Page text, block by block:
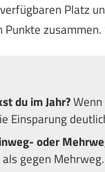
Platz
du im Jahr?Wenn
Einsparung
oder
gegen Mehrweg.